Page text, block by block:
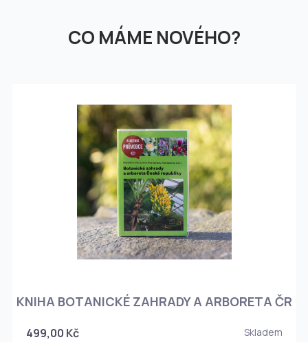
CO MÁME NOVÉHO?
KNIHA BOTANICKÉ ZAHRADY A ARBORETA ČR
499,00 Kč Skladem